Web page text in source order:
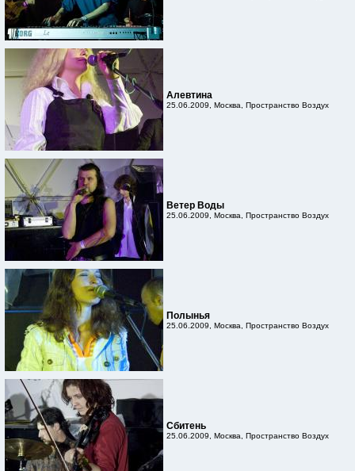
Алевтина
25.06.2009, Москва, Пространство Воздух
Ветер Воды
25.06.2009, Москва, Пространство Воздух
Полынья
25.06.2009, Москва, Пространство Воздух
Сбитень
25.06.2009, Москва, Пространство Воздух